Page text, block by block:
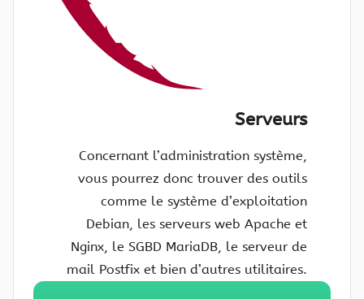
Serveurs
Concernant l’administration système,
vous pourrez donc trouver des outils
comme le système d’exploitation
Debian, les serveurs web Apache et
Nginx, le SGBD MariaDB, le serveur de
mail Postfix et bien d’autres utilitaires.